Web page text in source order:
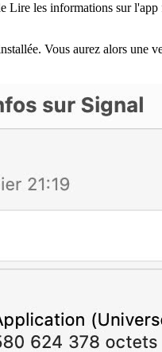
Lire les informations sur
Vous aurez alors une